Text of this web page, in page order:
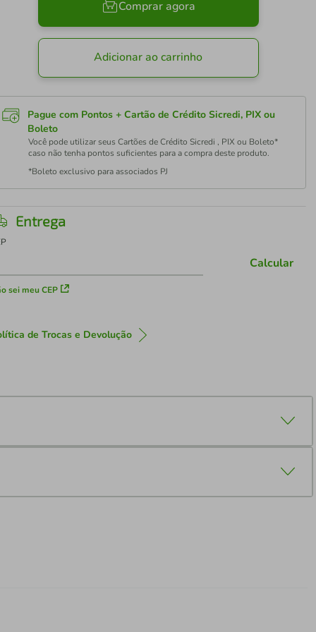
Comprar agora
Adicionar ao carrinho
Pague com Pontos + Cartão de Crédito Sicredi, PIX ou
Boleto
Você pode utilizar seus Cartões de Crédito Sicredi , PIX ou Boleto*
caso não tenha pontos suficientes para a compra deste produto.
*Boleto exclusivo para associados PJ
Entrega
sei meu CEP
Calcular
de Trocas e Devolução